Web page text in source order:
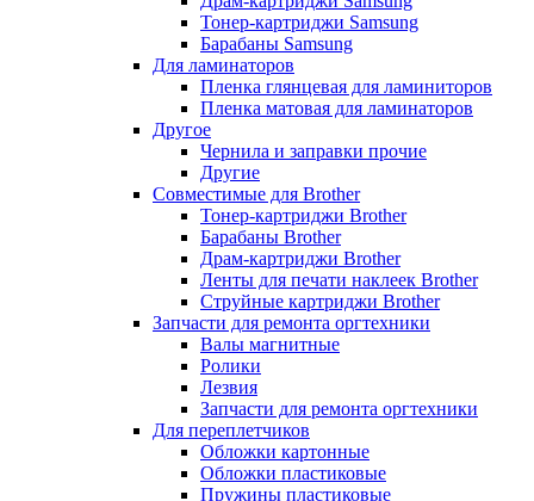
Тонер-картриджи Samsung
Барабаны Samsung
Для ламинаторов
Пленка глянцевая для ламиниторов
Пленка матовая для ламинаторов
Другое
Чернила и заправки прочие
Другие
Совместимые для Brother
Тонер-картриджи Brother
Барабаны Brother
Драм-картриджи Brother
Ленты для печати наклеек Brother
Струйные картриджи Brother
Запчасти для ремонта оргтехники
Валы магнитные
Ролики
Лезвия
Запчасти для ремонта оргтехники
Для переплетчиков
Обложки картонные
Обложки пластиковые
Пружины пластиковые